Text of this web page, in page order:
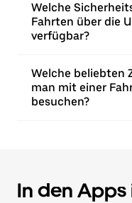
Welche
Fahrten über die
verfügbar?
Welche beliebten
man mit einer
besuchen?
In den Apps